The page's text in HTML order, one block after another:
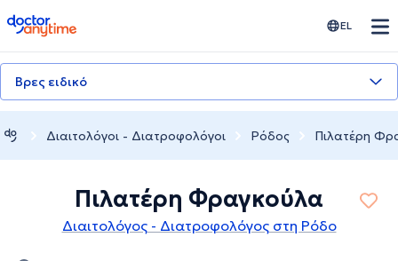
doctoranytime EL
Βρες ειδικό
Διαιτολόγοι - Διατροφολόγοι Ρόδος Πιλατέρη
Πιλατέρη Φραγκούλα
Διαιτολόγος - Διατροφολόγος στη Ρόδο